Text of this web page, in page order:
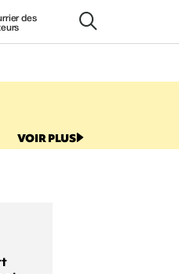
des
VOIR PLUS